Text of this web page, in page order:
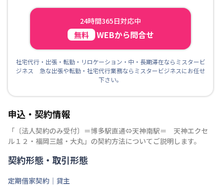
24時間365日対応中
無料 WEBから問合せ
社宅代行・出張・転勤・リロケーション・中・長期滞在ならミスタービ
ジネス 急な出張や転勤・社宅代行業務ならミスタービジネスにお任せ
下さい。
申込・契約情報
「 〔法人契約のみ受付〕＝博多駅直通⇔天神南駅＝ 天神エクセ
ル１２・福岡三越・大丸 」の契約方法についてご説明します。
契約形態・取引形態
定期借家契約｜貸主